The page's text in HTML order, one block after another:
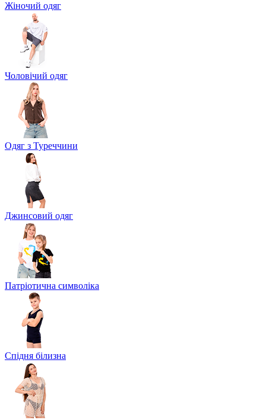
Жіночий одяг
Чоловічий одяг
Одяг з Туреччини
Джинсовий одяг
Патріотична символіка
Спідня білизна